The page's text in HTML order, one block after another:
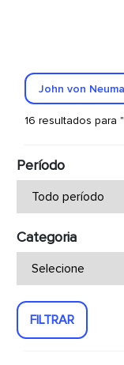
16 resultados para "
Período
Categoria
FILTRAR